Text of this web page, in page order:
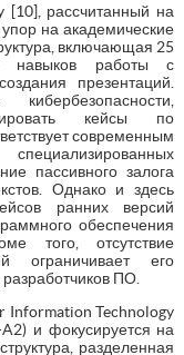
рассчитанный на
на академические
включающая 25
навыков работы с
презентаций.
кейсы по
современным
пассивного залога
Однако и здесь
ранних версий
обеспечения
того, отсутствие
ограничивает его
ПО.
Information Technology
и фокусируется на
разделенная